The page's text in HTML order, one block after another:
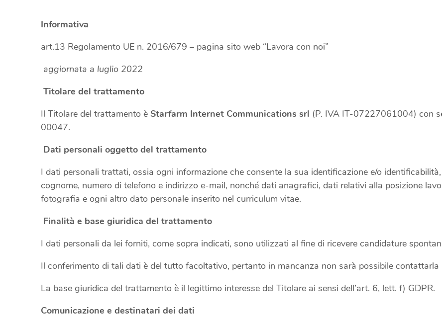
Informativa
art.13 Regolamento UE n. 2016/679 – pagina sito web “Lavora con noi”
aggiornata a luglio 2022
Titolare del trattamento
Il Titolare del trattamento è Starfarm Internet Communications srl (P. IVA IT-07227061004) con
00047.
Dati personali oggetto del trattamento
I dati personali trattati, ossia ogni informazione che consente la sua identificazione e/o
cognome, numero di telefono e indirizzo e-mail, nonché dati anagrafici, dati relativi alla posizione
fotografia e ogni altro dato personale inserito nel curriculum vitae.
Finalità e base giuridica del trattamento
I dati personali da lei forniti, come sopra indicati, sono utilizzati al fine di ricevere candidature
Il conferimento di tali dati è del tutto facoltativo, pertanto in mancanza non sarà possibile contattarla
La base giuridica del trattamento è il legittimo interesse del Titolare ai sensi dell’art. 6, lett. f) GDPR.
Comunicazione e destinatari dei dati